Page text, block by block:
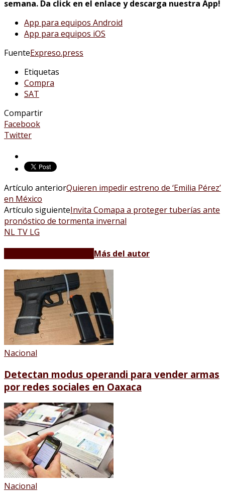
semana. Da click en el enlace y descarga nuestra App!
App para equipos Android
App para equipos iOS
FuenteExpreso.press
Etiquetas
Compra
SAT
Compartir
Facebook
Twitter
Artículo anteriorQuieren impedir estreno de ‘Emilia Pérez’
en México
Artículo siguienteInvita Comapa a proteger tuberías ante
pronóstico de tormenta invernal
NL TV LG
Más del autor
Nacional
Detectan modus operandi para vender armas
por redes sociales en Oaxaca
Nacional